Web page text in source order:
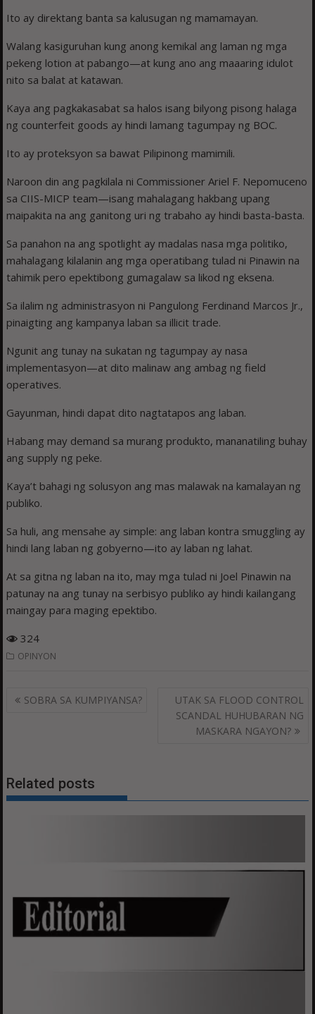
Ito ay direktang banta sa kalusugan ng mamamayan.
Walang kasiguruhan kung anong kemikal ang laman ng mga
pekeng lotion at pabango—at kung ano ang maaaring idulot
nito sa balat at katawan.
Kaya ang pagkakasabat sa halos isang bilyong pisong halaga
ng counterfeit goods ay hindi lamang tagumpay ng BOC.
Ito ay proteksyon sa bawat Pilipinong mamimili.
Naroon din ang pagkilala ni Commissioner Ariel F. Nepomuceno
sa CIIS-MICP team—isang mahalagang hakbang upang
maipakita na ang ganitong uri ng trabaho ay hindi basta-basta.
Sa panahon na ang spotlight ay madalas nasa mga politiko,
mahalagang kilalanin ang mga operatibang tulad ni Pinawin na
tahimik pero epektibong gumagalaw sa likod ng eksena.
Sa ilalim ng administrasyon ni Pangulong Ferdinand Marcos Jr.,
pinaigting ang kampanya laban sa illicit trade.
Ngunit ang tunay na sukatan ng tagumpay ay nasa
implementasyon—at dito malinaw ang ambag ng field
operatives.
Gayunman, hindi dapat dito nagtatapos ang laban.
Habang may demand sa murang produkto, mananatiling buhay
ang supply ng peke.
Kaya’t bahagi ng solusyon ang mas malawak na kamalayan ng
publiko.
Sa huli, ang mensahe ay simple: ang laban kontra smuggling ay
hindi lang laban ng gobyerno—ito ay laban ng lahat.
At sa gitna ng laban na ito, may mga tulad ni Joel Pinawin na
patunay na ang tunay na serbisyo publiko ay hindi kailangang
maingay para maging epektibo.
324
OPINYON
Post
SOBRA SA KUMPIYANSA?
UTAK SA FLOOD CONTROL
SCANDAL HUHUBARAN NG
MASKARA NGAYON?
Related posts